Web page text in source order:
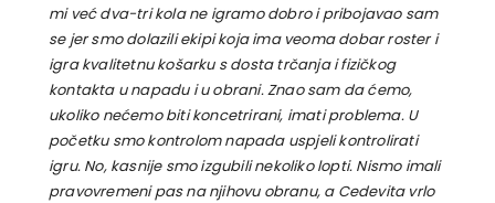
mi već dva-tri kola ne igramo dobro i pribojavao sam
se jer smo dolazili ekipi koja ima veoma dobar roster i
igra kvalitetnu košarku s dosta trčanja i fizičkog
kontakta u napadu i u obrani. Znao sam da ćemo,
ukoliko nećemo biti koncetrirani, imati problema. U
početku smo kontrolom napada uspjeli kontrolirati
igru. No, kasnije smo izgubili nekoliko lopti. Nismo imali
pravovremeni pas na njihovu obranu, a Cedevita vrlo